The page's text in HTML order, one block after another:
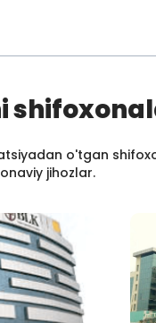
o'tgan
jihozlar.